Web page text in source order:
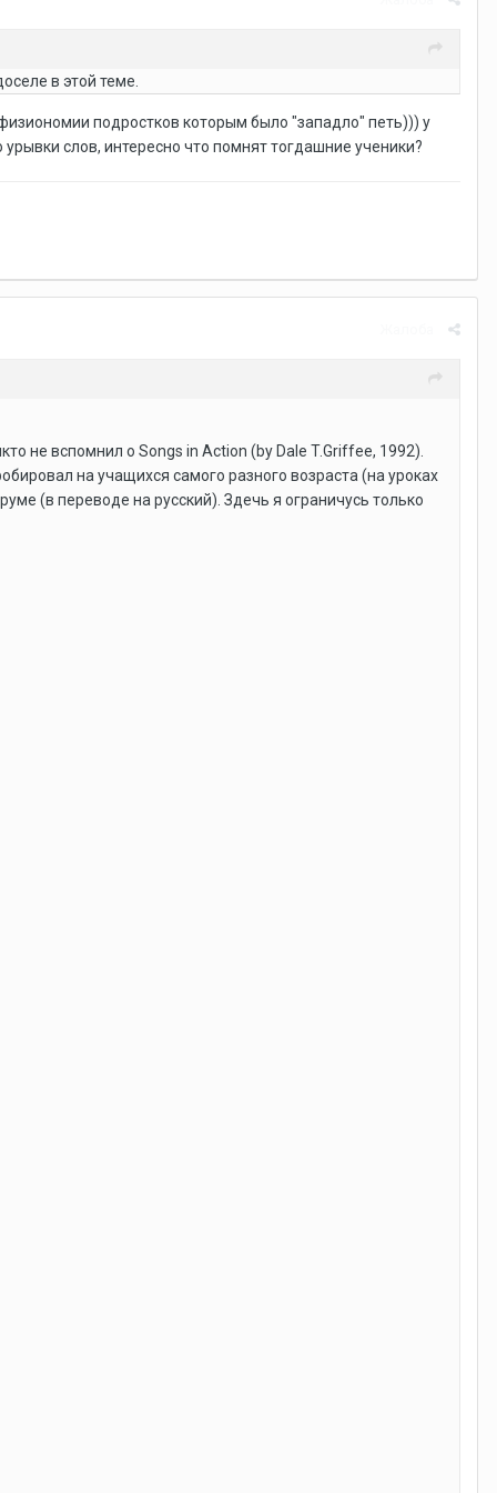
в этой теме.
подростков которым было "западло" петь))) у
слов, интересно что помнят тогдашние ученики?
не вспомнил о Songs in Action (by Dale T.Griffee, 1992).
на учащихся самого разного возраста (на уроках
(в переводе на русский). Здечь я ограничусь только